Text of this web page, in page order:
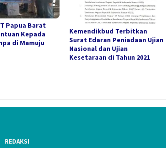
Papua Barat
Kepada
di Mamuju
Kemendikbud Terbitkan
Surat Edaran Peniadaan Ujian
Nasional dan Ujian
Kesetaraan di Tahun 2021
REDAKSI